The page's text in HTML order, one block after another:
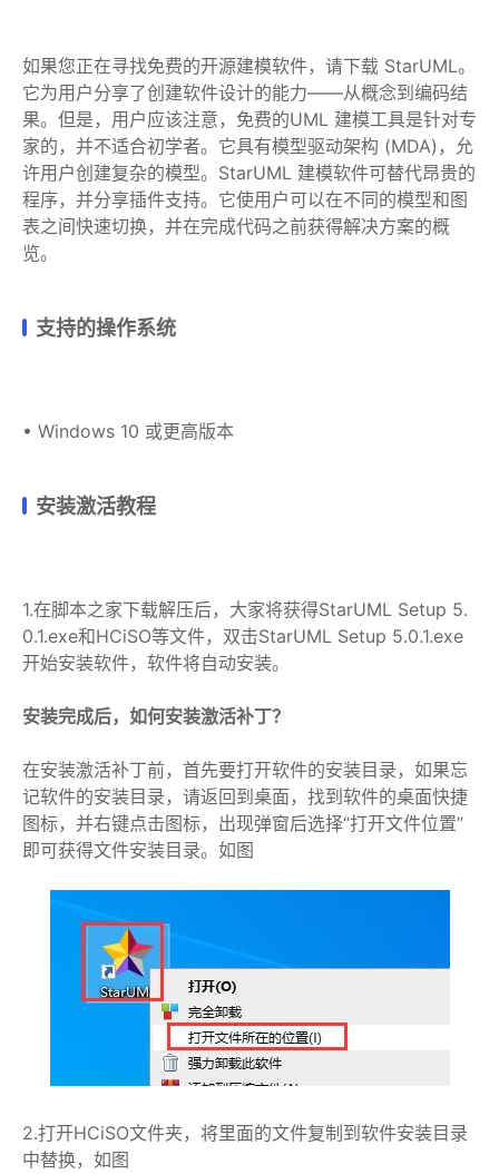
如果您正在寻找免费的开源建模软件，请下载 StarUML。
它为用户分享了创建软件设计的能力——从概念到编码结
果。但是，用户应该注意，免费的UML 建模工具是针对专
家的，并不适合初学者。它具有模型驱动架构 (MDA)，允
许用户创建复杂的模型。StarUML 建模软件可替代昂贵的
程序，并分享插件支持。它使用户可以在不同的模型和图
表之间快速切换，并在完成代码之前获得解决方案的概
览。
支持的操作系统
• Windows 10 或更高版本
安装激活教程
1.在脚本之家下载解压后，大家将获得StarUML Setup 5.
0.1.exe和HCiSO等文件，双击StarUML Setup 5.0.1.exe
开始安装软件，软件将自动安装。
安装完成后，如何安装激活补丁？
在安装激活补丁前，首先要打开软件的安装目录，如果忘
记软件的安装目录，请返回到桌面，找到软件的桌面快捷
图标，并右键点击图标，出现弹窗后选择“打开文件位置”
即可获得文件安装目录。如图
2.打开HCiSO文件夹，将里面的文件复制到软件安装目录
中替换，如图